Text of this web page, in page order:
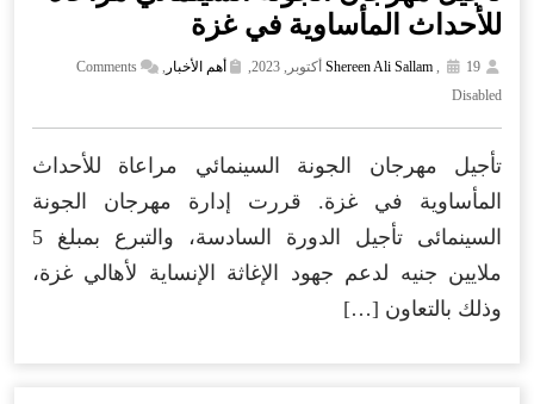
للأحداث المأساوية في غزة
Shereen Ali Sallam 19 أكتوبر, 2023, أهم الأخبار
Comments
Disabled
تأجيل مهرجان الجونة السينمائي مراعاة للأحداث
المأساوية في غزة. قررت إدارة مهرجان الجونة
السينمائى تأجيل الدورة السادسة، والتبرع بمبلغ 5
ملايين جنيه لدعم جهود الإغاثة الإنساية لأهالي غزة،
وذلك بالتعاون […]